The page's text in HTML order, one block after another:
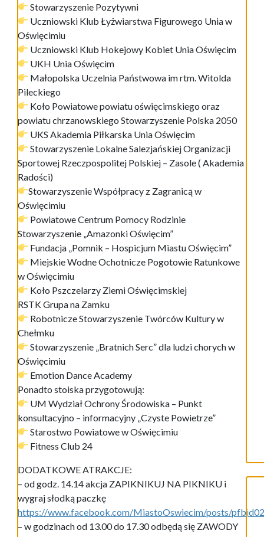
Stowarzyszenie Pozytywni
Uczniowski Klub Łyżwiarstwa Figurowego Unia w
Oświęcimiu
Uczniowski Klub Hokejowy Kobiet Unia Oświęcim
UKH Unia Oświęcim
Małopolska Uczelnia Państwowa im rtm. Witolda
Pileckiego
Koło Powiatowe powiatu oświęcimskiego oraz
powiatu chrzanowskiego Stowarzyszenie Polska 2050
UKS Akademia Piłkarska Unia Oświęcim
Stowarzyszenie Lokalne Salezjańskiej Organizacji
Sportowej Rzeczpospolitej Polskiej – Zasole ( Akademia
Radości)
Stowarzyszenie Współpracy z Zagranicą w
Oświęcimiu
Powiatowe Centrum Pomocy Rodzinie
Stowarzyszenie „Amazonki Oświęcim”
Fundacja „Pomnik – Hospicjum Miastu Oświęcim”
Miejskie Wodne Ochotnicze Pogotowie Ratunkowe
w Oświęcimiu
Koło Pszczelarzy Ziemi Oświęcimskiej
RSTK Grupa na Zamku
Robotnicze Stowarzyszenie Twórców Kultury w
Chełmku
Stowarzyszenie „Bratnich Serc” dla ludzi chorych w
Oświęcimiu
Emotion Dance Academy
Ponadto stoiska przygotowują:
UM Wydział Ochrony Środowiska – Punkt
konsultacyjno – informacyjny „Czyste Powietrze”
Starostwo Powiatowe w Oświęcimiu
Fitness Club 24
DODATKOWE ATRAKCJE:
– od godz. 14.14 akcja ZAPIKNIKUJ NA PIKNIKU i
wygraj słodką paczkę
https://www.facebook.com/MiastoOswiecim/posts/
– w godzinach od 13.00 do 17.30 odbędą się ZAWODY